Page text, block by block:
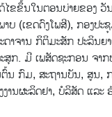
ໄຂຂຶ້ນໃນຕອນບ່າຍຂອງ ວັ
ບ (ເຂດດົງໂພສີ), ກອງປະ
າຈານ ກິຕິມະສັກ ປະລິນຍ
ສຸກ. ມີ ເພສັດຊະກອນ ຈາ
ຕົ້ນ ກົມ, ສະຖານບັນ, ສູນ,
ານຜະລິດຢາ, ບໍລິສັດ ແລ